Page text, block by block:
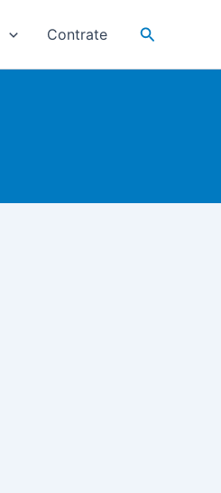
Contrate Pesquisar